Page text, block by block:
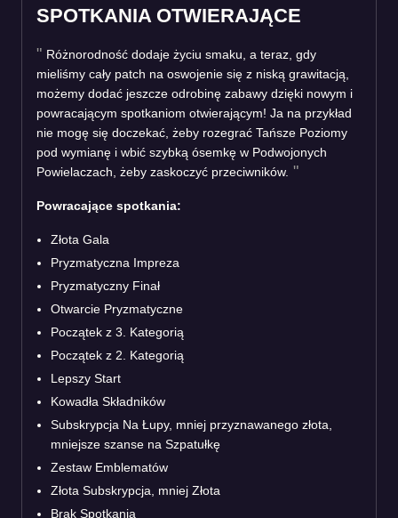
SPOTKANIA OTWIERAJĄCE
Różnorodność dodaje życiu smaku, a teraz, gdy
mieliśmy cały patch na oswojenie się z niską grawitacją,
możemy dodać jeszcze odrobinę zabawy dzięki nowym i
powracającym spotkaniom otwierającym! Ja na przykład
nie mogę się doczekać, żeby rozegrać Tańsze Poziomy
pod wymianę i wbić szybką ósemkę w Podwojonych
Powielaczach, żeby zaskoczyć przeciwników.
Powracające spotkania:
Złota Gala
Pryzmatyczna Impreza
Pryzmatyczny Finał
Otwarcie Pryzmatyczne
Początek z 3. Kategorią
Początek z 2. Kategorią
Lepszy Start
Kowadła Składników
Subskrypcja Na Łupy, mniej przyznawanego złota,
mniejsze szanse na Szpatułkę
Zestaw Emblematów
Złota Subskrypcja, mniej Złota
Brak Spotkania